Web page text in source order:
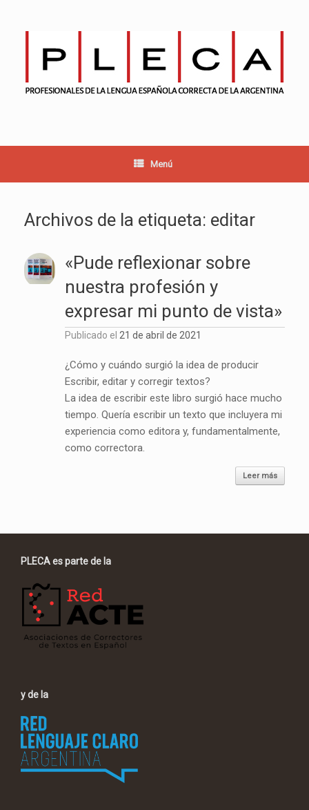
contenido
Menú
Archivos de la etiqueta: editar
«Pude reflexionar sobre
nuestra profesión y
expresar mi punto de vista»
Publicado el 21 de abril de 2021
¿Cómo y cuándo surgió la idea de producir
Escribir, editar y corregir textos?
La idea de escribir este libro surgió hace mucho
tiempo. Quería escribir un texto que incluyera mi
experiencia como editora y, fundamentalmente,
como correctora.
Leer más
PLECA es parte de la
y de la